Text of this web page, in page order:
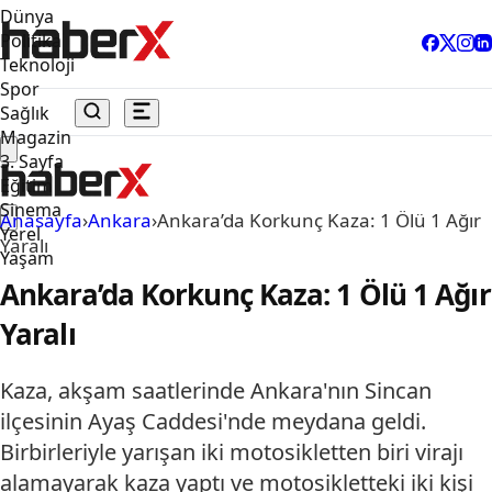
Dünya
Politika
Teknoloji
Spor
Sağlık
Magazin
3. Sayfa
Eğitim
Sinema
Yerel
Yaşam
Anasayfa›Ankara›Ankara’da Korkunç Kaza: 1 Ölü 1 Ağır
Yaralı
Ankara’da Korkunç Kaza: 1 Ölü 1 Ağır
Yaralı
Kaza, akşam saatlerinde Ankara'nın Sincan
ilçesinin Ayaş Caddesi'nde meydana geldi.
Birbirleriyle yarışan iki motosikletten biri virajı
alamayarak kaza yaptı ve motosikletteki iki kişi